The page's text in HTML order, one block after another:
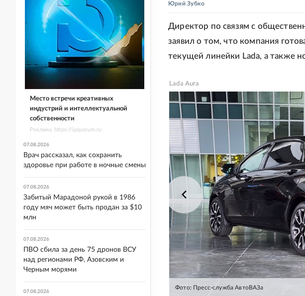
Юрий Зубко
Директор по связям с
заявил о том, что компания
текущей линейки Lada, а также
Lada Aura
Фото: Пресс-служба АвтоВАЗа
Место встречи креативных
индустрий и интеллектуальной
собственности
Реклама. https://ipquorum.ru
07.08.2026
Врач рассказал, как сохранить
здоровье при работе в ночные смены
07.08.2026
Забитый Марадоной рукой в 1986
году мяч может быть продан за $10
млн
07.08.2026
ПВО сбила за день 75 дронов ВСУ
над регионами РФ, Азовским и
Черным морями
07.08.2026